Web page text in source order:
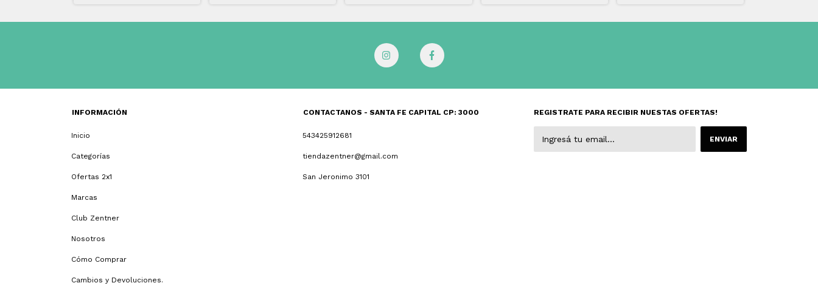
INFORMACIÓN
Inicio
Categorías
Ofertas 2x1
Marcas
Club Zentner
Nosotros
Cómo Comprar
Cambios y Devoluciones.
CONTACTANOS - SANTA FE CAPITAL CP: 3000
543425912681
tiendazentner@gmail.com
San Jeronimo 3101
REGISTRATE PARA RECIBIR NUESTAS OFERTAS!